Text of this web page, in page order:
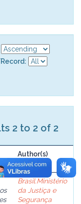
2 to 2 of 2
Author(s)
Brasil.Ministério
da Justiça e
Segurança